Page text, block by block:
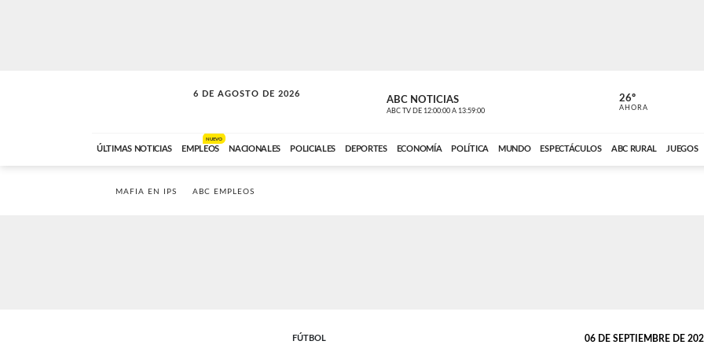
6 DE AGOSTO DE 2026
A DE LA TARDE ABC NOTICIAS
ABC TV DE 12:00:00 A 13:59:00 ABC CARDINAL
26º
AHORA
ÚLTIMAS NOTICIAS EMPLEOS
NUEVO
NACIONALES POLICIALES DEPORTES ECONOMÍA POLÍTICA MUNDO ESPECTÁCULOS ABC RURAL JUEGOS
MAFIA EN IPS ABC EMPLEOS
FÚTBOL 06 DE SEPTIEMBRE DE